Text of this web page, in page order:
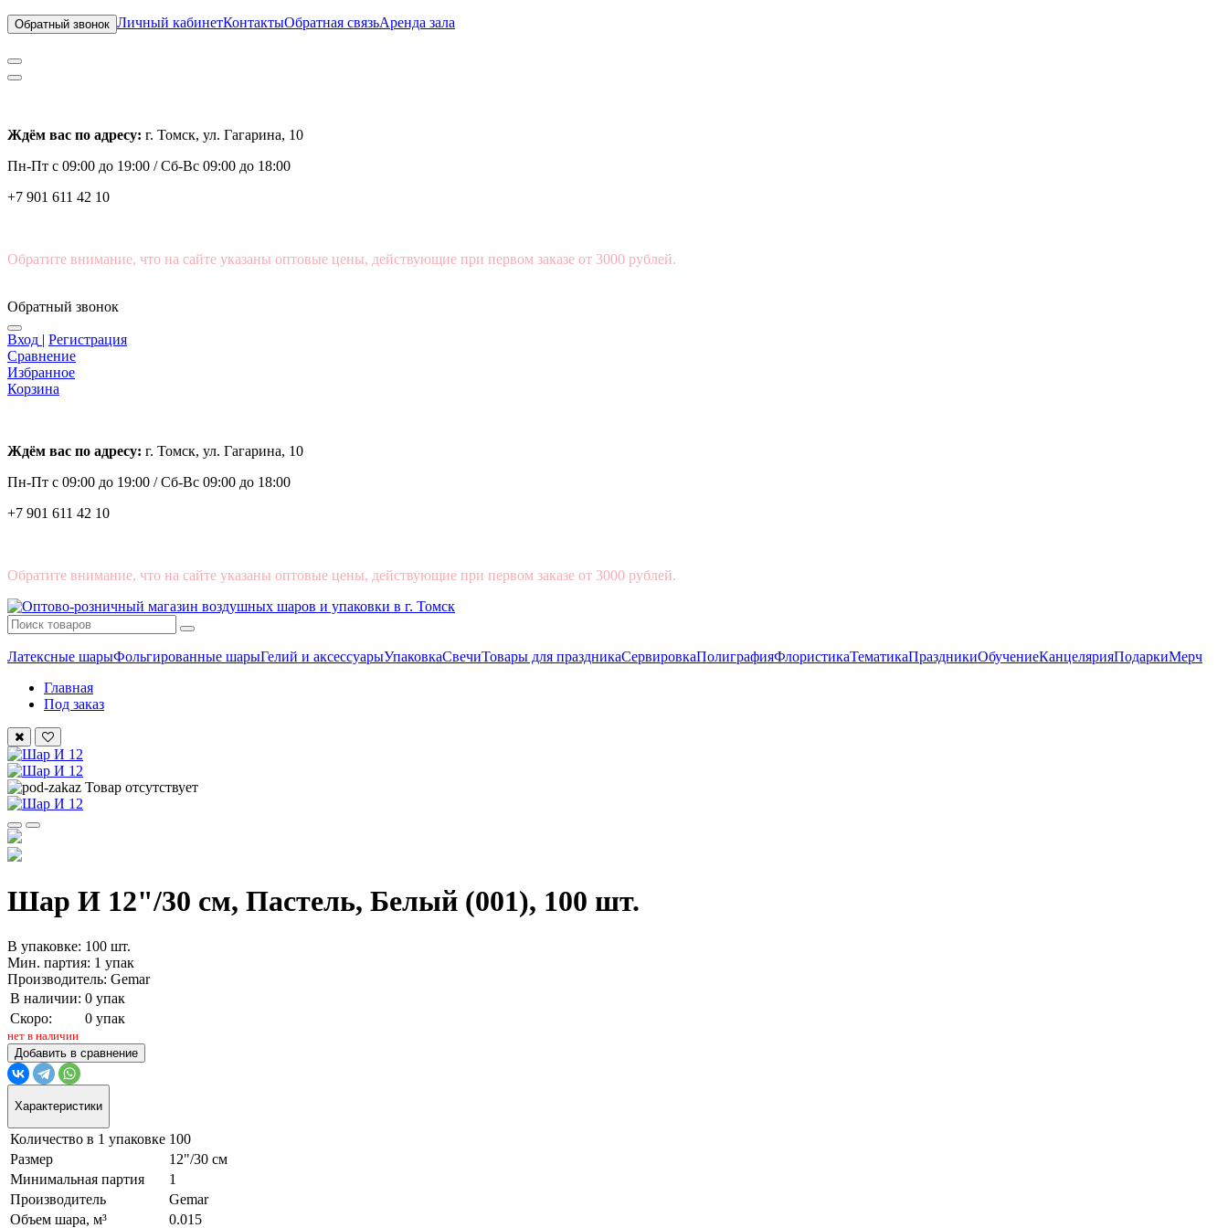
Обратный звонок Личный кабинетКонтактыОбратная связьАренда зала
Ждём вас по адресу: г. Томск, ул. Гагарина, 10
Пн-Пт с 09:00 до 19:00 /Сб-Вс 09:00 до 18:00
+7 901 611 42 10
Обратите внимание, что на сайте указаны оптовые цены, действующие при первом заказе от 3000 рублей.
Обратный звонок
Вход | Регистрация
Сравнение
Избранное
Корзина
Ждём вас по адресу: г. Томск, ул. Гагарина, 10
Пн-Пт с 09:00 до 19:00 /Сб-Вс 09:00 до 18:00
+7 901 611 42 10
Обратите внимание, что на сайте указаны оптовые цены, действующие при первом заказе от 3000 рублей.
Латексные шарыФольгированные шарыГелий и аксессуарыУпаковкаСвечиТовары для праздникаСервировкаПолиграфияФлористикаТематикаПраздникиОбучениеКанцелярияПодаркиМерч
Главная
Под заказ
Товар отсутствует
Шар И 12"/30 см, Пастель, Белый (001), 100 шт.
В упаковке: 100 шт.
Мин. партия: 1 упак
Производитель: Gemar
В наличии: 0 упак
Скоро:
0 упак
нет в наличии
Добавить в сравнение
Характеристики
Количество в 1 упаковке 100
Размер
12"/30 см
Минимальная партия
1
Производитель
Gemar
Объем шара, м³
0.015